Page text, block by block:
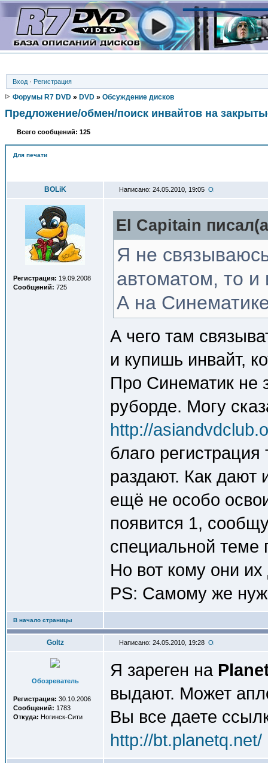
Вход · Регистрация
Форумы R7 DVD » DVD » Обсуждение дисков
Предложение/обмен/поиск инвайтов на
Всего сообщений: 125
Для печати
BOLiK Написано: 24.05.2010, 19:05
Регистрация: 19.09.2008
Сообщений: 725
El Capitain
Я не
автоматом, то
А на
А чего там
и купишь инвайт,
Про Синематик не
руборде. Могу
http://
благо
раздают. Как дают
ещё не особо
появится 1,
специальной теме
Но вот кому они
PS: Самому же
В начало страницы
Goltz Написано: 24.05.2010, 19:28
Обозреватель
Регистрация: 30.10.2006
Сообщений: 1783
Откуда: Ногинск-Сити
Я зареген на
выдают. Может
Вы все даете
http://bt.planetq.net/